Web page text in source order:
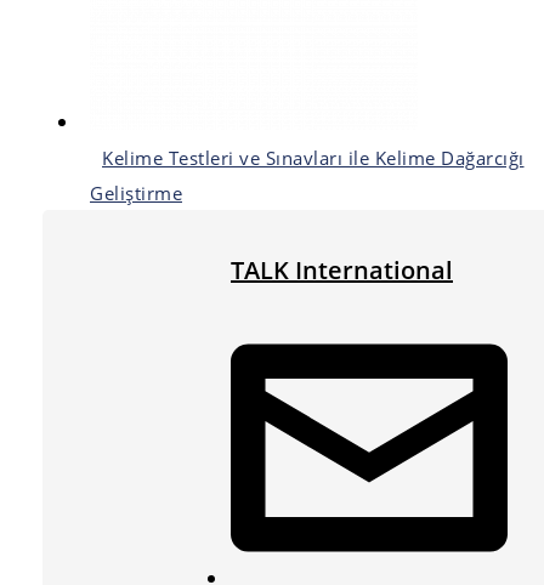
Kelime Testleri ve Sınavları ile Kelime Dağarcığı
Geliştirme
TALK International